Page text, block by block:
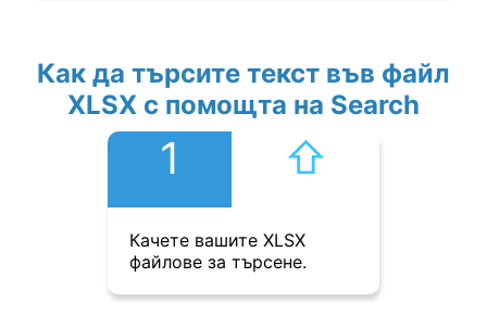
Как да търсите текст във файл
XLSX с помощта на Search
1 ⇧︎
Качете вашите XLSX
файлове за търсене.